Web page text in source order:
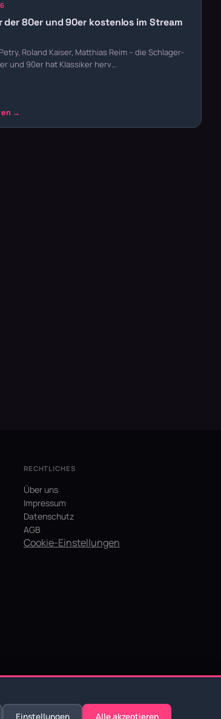
der 80er und 90er kostenlos im Stream
Roland Kaiser, Matthias Reim – die Schlager-
und 90er hat Klassiker herv…
RECHTLICHES
Über uns
Impressum
Datenschutz
AGB
Cookie-Einstellungen
Einstellungen Alle akzeptieren